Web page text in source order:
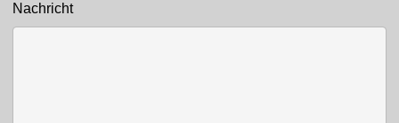
Nachricht